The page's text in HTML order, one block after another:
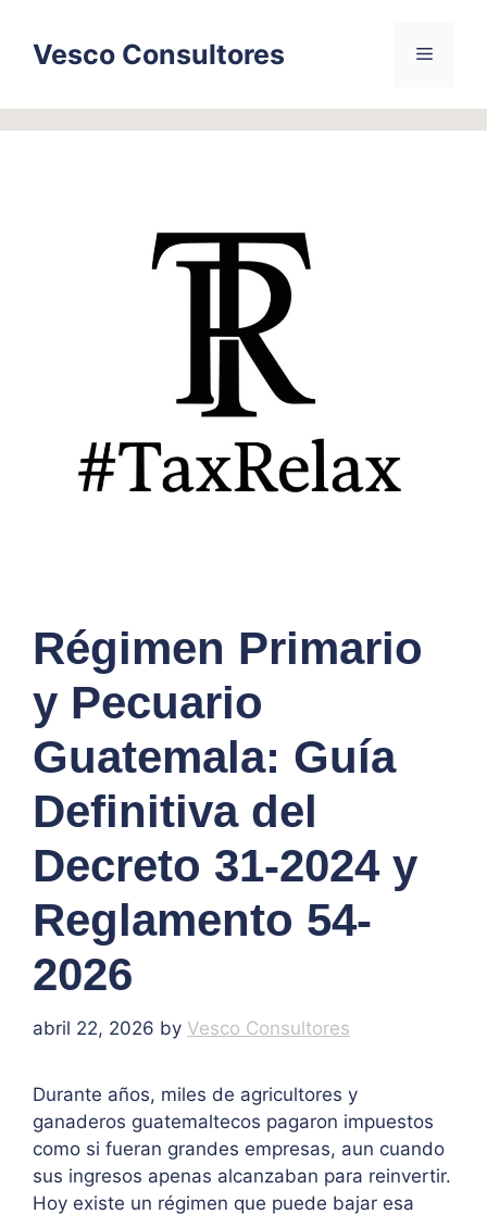
contentVesco Consultores Menu
Régimen Primario
y Pecuario
Guatemala: Guía
Definitiva del
Decreto 31-2024 y
Reglamento 54-
2026
abril 22, 2026 by Vesco Consultores
Durante años, miles de agricultores y
ganaderos guatemaltecos pagaron impuestos
como si fueran grandes empresas, aun cuando
sus ingresos apenas alcanzaban para reinvertir.
Hoy existe un régimen que puede bajar esa